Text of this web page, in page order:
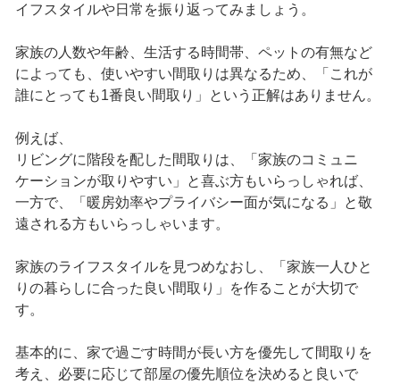
イフスタイルや日常を振り返ってみましょう。
家族の人数や年齢、生活する時間帯、ペットの有無など
によっても、使いやすい間取りは異なるため、「これが
誰にとっても1番良い間取り」という正解はありません。
例えば、
リビングに階段を配した間取りは、「家族のコミュニ
ケーションが取りやすい」と喜ぶ方もいらっしゃれば、
一方で、「暖房効率やプライバシー面が気になる」と敬
遠される方もいらっしゃいます。
家族のライフスタイルを見つめなおし、「家族一人ひと
りの暮らしに合った良い間取り」を作ることが大切で
す。
基本的に、家で過ごす時間が長い方を優先して間取りを
考え、必要に応じて部屋の優先順位を決めると良いで